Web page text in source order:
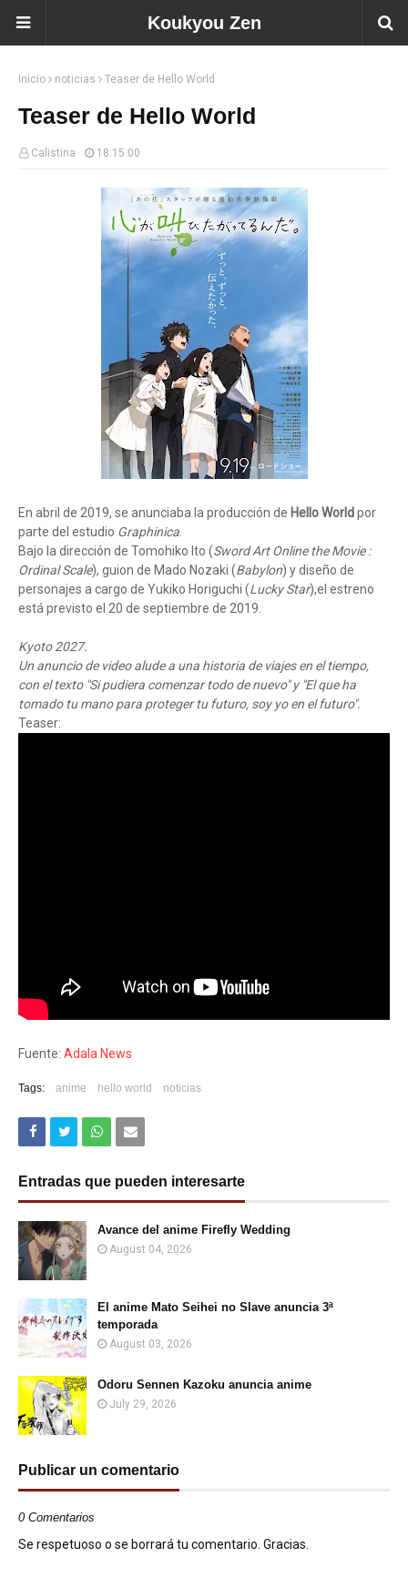
Koukyou Zen
Inicio noticias Teaser de Hello World
Teaser de Hello World
Calistina 18:15:00
En abril de 2019, se anunciaba la producción de Hello Worldpor
parte del estudio Graphinica
Bajo la dirección de Tomohiko Ito (Sword Art Online the Movie :
Ordinal Scale), guion de Mado Nozaki (Babylon) y diseño de
personajes a cargo de Yukiko Horiguchi (Lucky Star),el estreno
está previsto el 20 de septiembre de 2019.
Kyoto 2027.
Un anuncio de video alude a una historia de viajes en el tiempo,
con el texto "Si pudiera comenzar todo de nuevo" y "El que ha
tomado tu mano para proteger tu futuro, soy yo en el futuro".
Teaser:
Fuente: Adala News
Tags: anime hello world noticias
Entradas que pueden interesarte
Avance del anime Firefly Wedding
August 04, 2026
El anime Mato Seihei no Slave anuncia 3ª
temporada
August 03, 2026
Odoru Sennen Kazoku anuncia anime
July 29, 2026
Publicar un comentario
0 Comentarios
Se respetuoso o se borrará tu comentario. Gracias.